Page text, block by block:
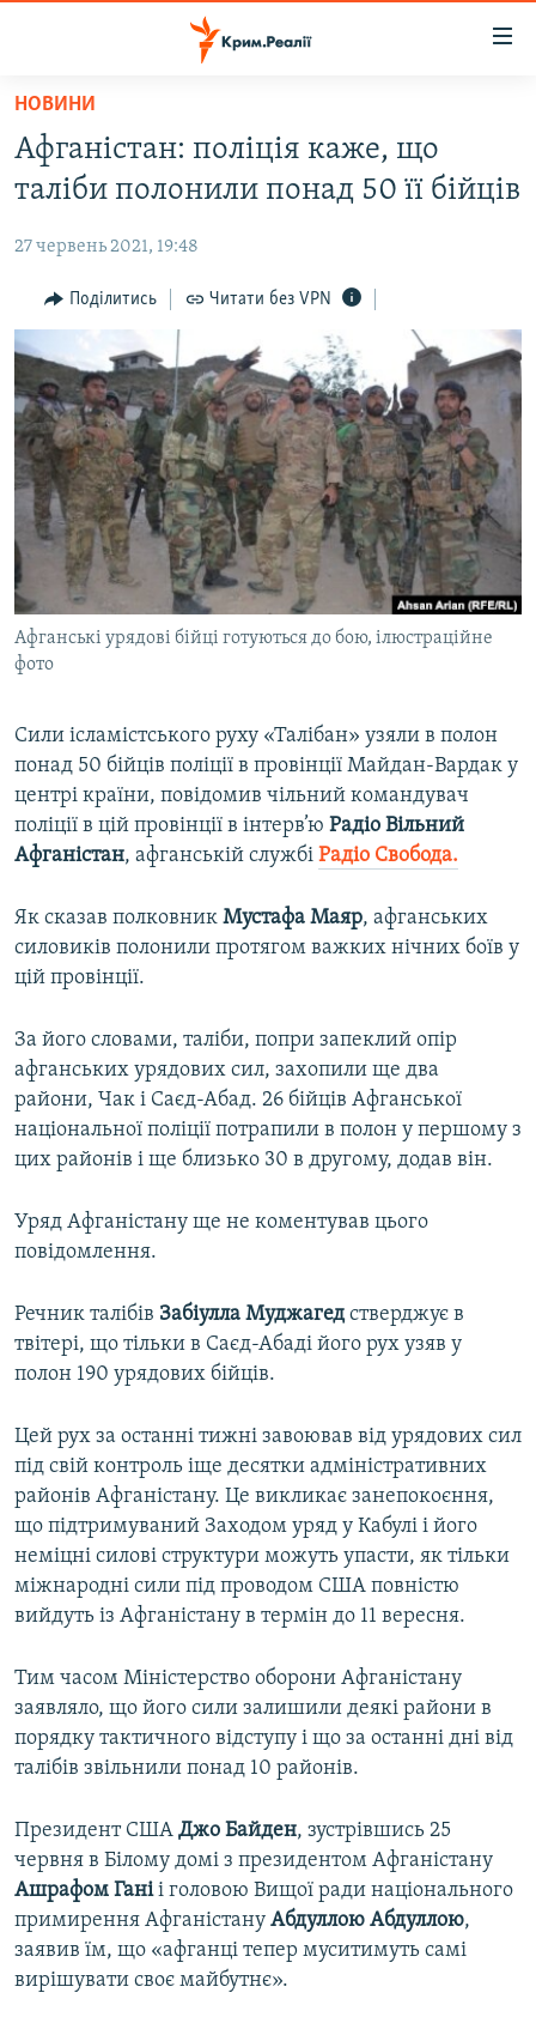
Перейти
основного
матеріалу
до
навігації
Перейти
пошуку
НОВИНИ
ВОДА.КРИМ
ПОЛІТИКА
БЛОГИ
ПОГЛЯД
ІНТЕРВ'Ю
ВСЕ ЗА ДЕНЬ
СПЕЦПРОЕКТИ
ДЕПОРТАЦІЯ
ВІДЕОУРОКИ «ELIFBE»
СВІДЧЕННЯ ОКУПАЦІЇ
УКРАЇНСЬКА ПРОБЛЕМА КРИМУ
ЯК ОБІЙТИ БЛОКУВАННЯ
Русский
Qırımtatar
Усі сайти RFE/RL
НОВИНИ
Афганістан: поліція каже, що
таліби полонили понад 50 її бійців
27 червень 2021, 19:48
Поділитись Читати без VPN
Афганські урядові бійці готуються до бою, ілюстраційне
фото
Сили ісламістського руху «Талібан» узяли в полон
понад 50 бійців поліції в провінції Майдан-Вардак у
центрі країни, повідомив чільний командувач
поліції в цій провінції в інтерв’ю Радіо Вільний
Афганістан, афганській службі Радіо Свобода.
Як сказав полковник Мустафа Маяр, афганських
силовиків полонили протягом важких нічних боїв у
цій провінції.
За його словами, таліби, попри запеклий опір
афганських урядових сил, захопили ще два
райони, Чак і Саєд-Абад. 26 бійців Афганської
національної поліції потрапили в полон у першому з
цих районів і ще близько 30 в другому, додав він.
Уряд Афганістану ще не коментував цього
повідомлення.
Речник талібів Забіулла Муджагедстверджує в
твітері, що тільки в Саєд-Абаді його рух узяв у
полон 190 урядових бійців.
Цей рух за останні тижні завоював від урядових сил
під свій контроль іще десятки адміністративних
районів Афганістану. Це викликає занепокоєння,
що підтримуваний Заходом уряд у Кабулі і його
неміцні силові структури можуть упасти, як тільки
міжнародні сили під проводом США повністю
вийдуть із Афганістану в термін до 11 вересня.
Тим часом Міністерство оборони Афганістану
заявляло, що його сили залишили деякі райони в
порядку тактичного відступу і що за останні дні від
талібів звільнили понад 10 районів.
Президент США Джо Байден, зустрівшись 25
червня в Білому домі з президентом Афганістану
Ашрафом Ганіі головою Вищої ради національного
примирення Афганістану Абдуллою Абдуллою,
заявив їм, що «афганці тепер муситимуть самі
вирішувати своє майбутнє».